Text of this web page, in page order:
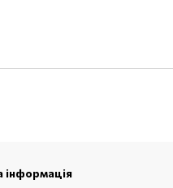
інформація